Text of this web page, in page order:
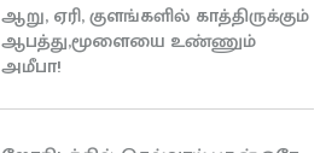
ஆறு, ஏரி, குளங்களில் காத்திருக்கும்
ஆபத்து,மூளையை உண்ணும்
அமீபா!